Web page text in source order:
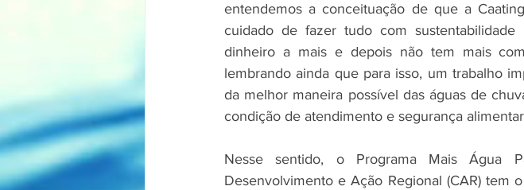
entendemos a conceituação de que a
cuidado de fazer tudo com
dinheiro a mais e depois não tem mais
lembrando ainda que para isso, um trabalho
da melhor maneira possível das águas de
condição de atendimento e segurança
Nesse sentido, o Programa Mais Água
Desenvolvimento e Ação Regional (CAR) tem